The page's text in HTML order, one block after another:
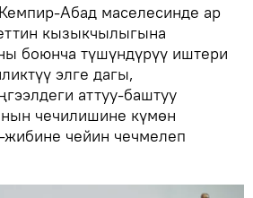
Абад маселесинде ар
кызыкчылыгына
боюнча түшүндүрүү иштери
элге дагы,
аттуу-баштуу
чечилишине күмөн
жибине чейин чечмелеп